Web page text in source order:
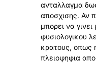
ανταλλαγμα
αποσχισης. Αν
μπορει να
φυσιολογικου
κρατους, οπως
πλειοψηφια